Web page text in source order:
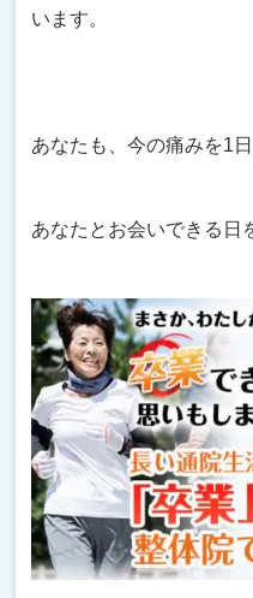
います。
あなたも、今の痛みを1
あなたとお会いできる日